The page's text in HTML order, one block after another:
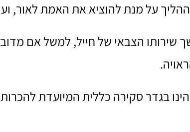
על מנת להוציא את האמת לאור,
שירותו הצבאי של חייל, למשל אם
בגדר סקירה כללית המיועדת